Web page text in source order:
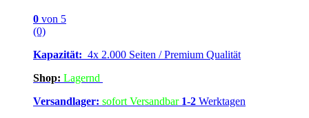
0 von 5
(0)
Kapazität: 4x 2.000 Seiten / Premium Qualität
Shop: Lagernd
Versandlager: sofort Versandbar 1-2 Werktagen